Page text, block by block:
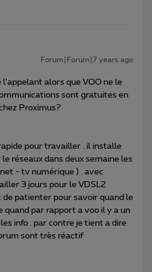
Forum|Forum|7 years ago
l'appelant alors que VOO ne le
sont gratuites en
Proximus?
pour travailler . il installe
réseaux dans deux semaine les
- tv numérique ) . avec
3 jours pour le VDSL2
de patienter pour savoir quand le
quand par rapport a voo il y a un
info . par contre je tient a dire
sont très réactif